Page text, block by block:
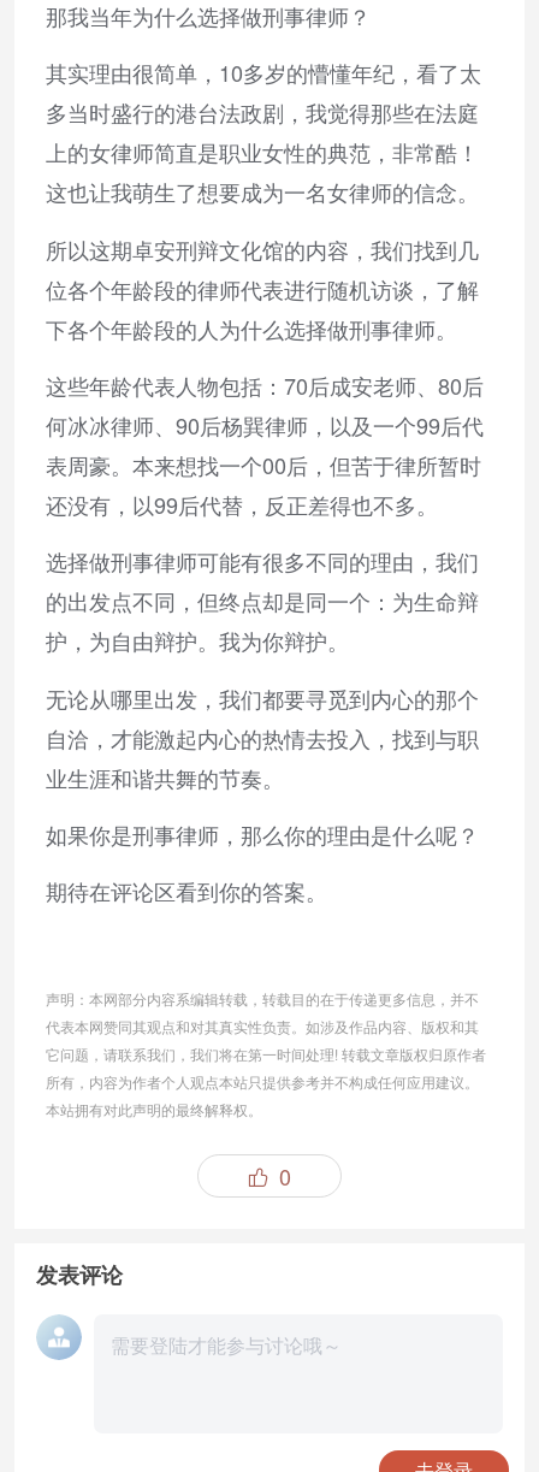
那我当年为什么选择做刑事律师？
其实理由很简单，10多岁的懵懂年纪，看了太
多当时盛行的港台法政剧，我觉得那些在法庭
上的女律师简直是职业女性的典范，非常酷！
这也让我萌生了想要成为一名女律师的信念。
所以这期卓安刑辩文化馆的内容，我们找到几
位各个年龄段的律师代表进行随机访谈，了解
下各个年龄段的人为什么选择做刑事律师。
这些年龄代表人物包括：70后成安老师、80后
何冰冰律师、90后杨巽律师，以及一个99后代
表周豪。本来想找一个00后，但苦于律所暂时
还没有，以99后代替，反正差得也不多。
选择做刑事律师可能有很多不同的理由，我们
的出发点不同，但终点却是同一个：为生命辩
护，为自由辩护。我为你辩护。
无论从哪里出发，我们都要寻觅到内心的那个
自洽，才能激起内心的热情去投入，找到与职
业生涯和谐共舞的节奏。
如果你是刑事律师，那么你的理由是什么呢？
期待在评论区看到你的答案。
声明：本网部分内容系编辑转载，转载目的在于传递更多信息，并不
代表本网赞同其观点和对其真实性负责。如涉及作品内容、版权和其
它问题，请联系我们，我们将在第一时间处理! 转载文章版权归原作者
所有，内容为作者个人观点本站只提供参考并不构成任何应用建议。
本站拥有对此声明的最终解释权。
 0
发表评论